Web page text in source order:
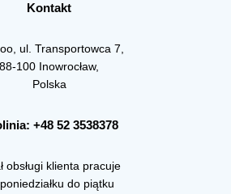
Kontakt
ul. Transportowca 7,
88-100 Inowrocław,
Polska
+48 52 3538378
obsługi klienta pracuje
do piątku